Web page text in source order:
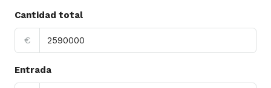
Cantidad total
€
Entrada